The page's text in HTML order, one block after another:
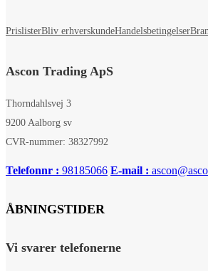
PrislisterBliv erhverskundeHandelsbetingelser
Ascon Trading ApS
Thorndahlsvej 3
9200 Aalborg sv
CVR-nummer: 38327992
Telefonnr : 98185066 E-mail :
ÅBNINGSTIDER
Vi svarer telefonerne